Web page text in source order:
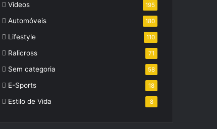
Videos 195
Automóveis 180
Lifestyle 110
Ralicross 71
Sem categoria 58
E-Sports 18
Estilo de Vida 8